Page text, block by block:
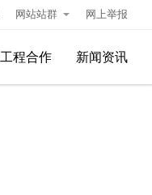
网上举报
网站站群
工程合作 新闻资讯